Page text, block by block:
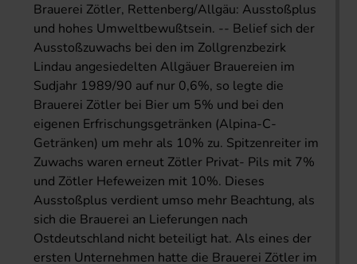
Brauerei Zötler, Rettenberg/Allgäu: Ausstoßplus
und hohes Umweltbewußtsein. -- Belief sich der
Ausstoßzuwachs bei den im Zollgrenzbezirk
Lindau angesiedelten Allgäuer Brauereien im
Sudjahr 1989/90 auf nur 0,6%, so legte die
Brauerei Zötler bei Bier um 5% und bei den
eigenen Erfrischungsgetränken (Alpina-C-
Getränken) um mehr als 10% zu. Spitzenreiter im
Zuwachs waren erneut Zötler Privat- Pils mit 7%
und Zötler Hefeweizen mit 10%. Dieses
Ausstoßplus verdient umso mehr Beachtung, als
sich die Brauerei an Lieferungen nach
Ostdeutschland nicht beteiligt hat. Als eines der
ersten Unternehmen hatte die Brauerei Zötler im